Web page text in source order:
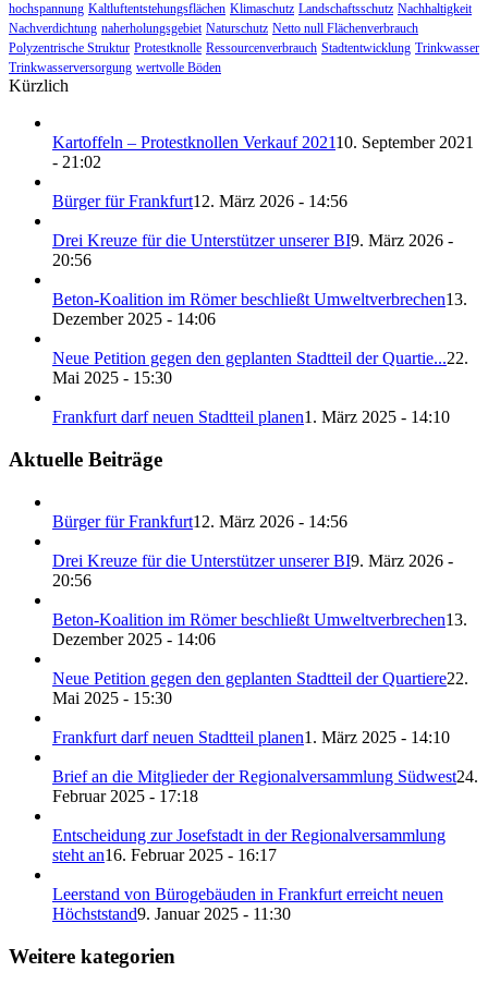
hochspannung Kaltluftentstehungsflächen Klimaschutz Landschaftsschutz Nachhaltigkeit
Nachverdichtung naherholungsgebiet Naturschutz Netto null Flächenverbrauch
Polyzentrische Struktur Protestknolle Ressourcenverbrauch Stadtentwicklung Trinkwasser
Trinkwasserversorgung wertvolle Böden
Kürzlich
Kartoffeln – Protestknollen Verkauf 202110. September 2021
- 21:02
Bürger für Frankfurt12. März 2026 - 14:56
Drei Kreuze für die Unterstützer unserer BI9. März 2026 -
20:56
Beton-Koalition im Römer beschließt Umweltverbrechen13.
Dezember 2025 - 14:06
Neue Petition gegen den geplanten Stadtteil der Quartie...22.
Mai 2025 - 15:30
Frankfurt darf neuen Stadtteil planen1. März 2025 - 14:10
Aktuelle Beiträge
Bürger für Frankfurt12. März 2026 - 14:56
Drei Kreuze für die Unterstützer unserer BI9. März 2026 -
20:56
Beton-Koalition im Römer beschließt Umweltverbrechen13.
Dezember 2025 - 14:06
Neue Petition gegen den geplanten Stadtteil der Quartiere22.
Mai 2025 - 15:30
Frankfurt darf neuen Stadtteil planen1. März 2025 - 14:10
Brief an die Mitglieder der Regionalversammlung Südwest24.
Februar 2025 - 17:18
Entscheidung zur Josefstadt in der Regionalversammlung
steht an16. Februar 2025 - 16:17
Leerstand von Bürogebäuden in Frankfurt erreicht neuen
Höchststand9. Januar 2025 - 11:30
Weitere kategorien